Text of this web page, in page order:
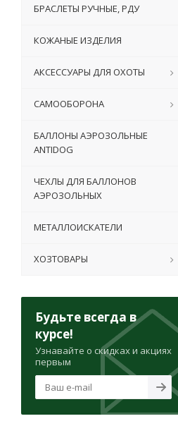
БРАСЛЕТЫ РУЧНЫЕ, РДУ
КОЖАНЫЕ ИЗДЕЛИЯ
АКСЕССУАРЫ ДЛЯ ОХОТЫ
САМООБОРОНА
БАЛЛОНЫ АЭРОЗОЛЬНЫЕ
ANTIDOG
ЧЕХЛЫ ДЛЯ БАЛЛОНОВ
АЭРОЗОЛЬНЫХ
МЕТАЛЛОИСКАТЕЛИ
ХОЗТОВАРЫ
Будьте всегда в
курсе!
Узнавайте о скидках и акциях
первым